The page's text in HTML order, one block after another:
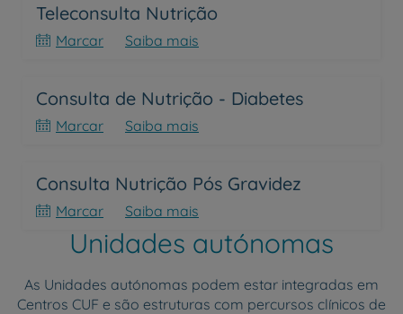
Teleconsulta Nutrição
Marcar Saiba mais
Consulta de Nutrição - Diabetes
Marcar Saiba mais
Consulta Nutrição Pós Gravidez
Marcar Saiba mais
Unidades autónomas
As Unidades autónomas podem estar integradas em
Centros CUF e são estruturas com percursos clínicos de